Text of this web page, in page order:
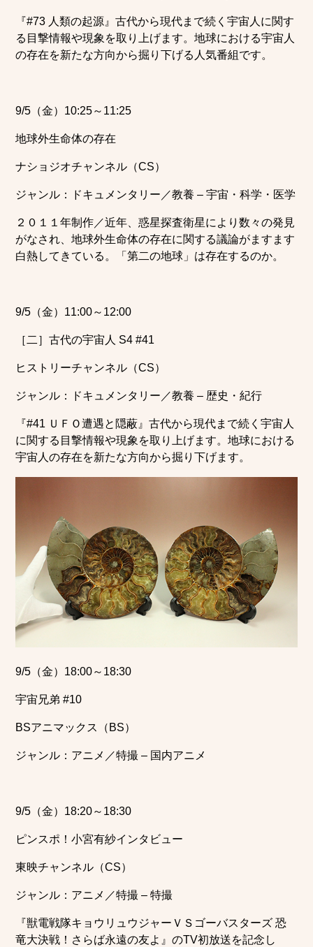
『#73 人類の起源』古代から現代まで続く宇宙人に関す
る目撃情報や現象を取り上げます。地球における宇宙人
の存在を新たな方向から掘り下げる人気番組です。
9/5（金）10:25～11:25
地球外生命体の存在
ナショジオチャンネル（CS）
ジャンル：ドキュメンタリー／教養 – 宇宙・科学・医学
２０１１年制作／近年、惑星探査衛星により数々の発見
がなされ、地球外生命体の存在に関する議論がますます
白熱してきている。「第二の地球」は存在するのか。
9/5（金）11:00～12:00
［二］古代の宇宙人 S4 #41
ヒストリーチャンネル（CS）
ジャンル：ドキュメンタリー／教養 – 歴史・紀行
『#41 ＵＦＯ遭遇と隠蔽』古代から現代まで続く宇宙人
に関する目撃情報や現象を取り上げます。地球における
宇宙人の存在を新たな方向から掘り下げます。
9/5（金）18:00～18:30
宇宙兄弟 #10
BSアニマックス（BS）
ジャンル：アニメ／特撮 – 国内アニメ
9/5（金）18:20～18:30
ピンスポ！小宮有紗インタビュー
東映チャンネル（CS）
ジャンル：アニメ／特撮 – 特撮
『獣電戦隊キョウリュウジャーＶＳゴーバスターズ 恐
竜大決戦！さらば永遠の友よ』のTV初放送を記念し